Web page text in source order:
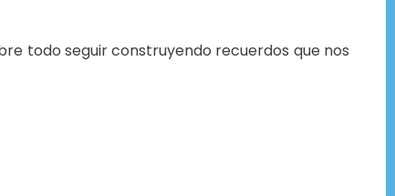
todo seguir construyendo recuerdos que nos